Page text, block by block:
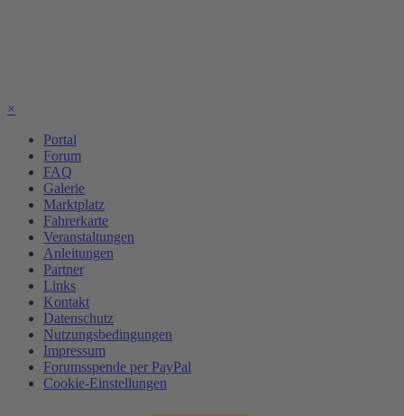
×
Portal
Forum
FAQ
Galerie
Marktplatz
Fahrerkarte
Veranstaltungen
Anleitungen
Partner
Links
Kontakt
Datenschutz
Nutzungsbedingungen
Impressum
Forumsspende per PayPal
Cookie-Einstellungen